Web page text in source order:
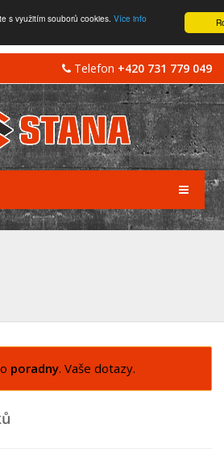
s využitím souborů cookies. Více info
Telefon +420 731 779 049
poradny. Vaše dotazy.